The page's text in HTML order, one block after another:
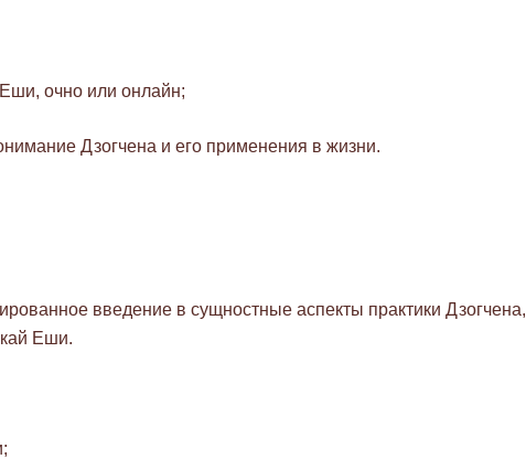
очно или онлайн;
Дзогчена и его применения в жизни.
введение в сущностные аспекты практики Дзогчена,
Еши.